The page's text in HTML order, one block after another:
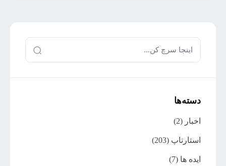
دسته‌ها
اخبار (2)
استارتاپ (203)
ایده ها (7)